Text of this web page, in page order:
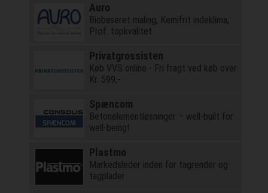
Auro
Biobaseret maling, Kemifrit indeklima,
Prof. topkvalitet.
Privatgrossisten
Køb VVS online - Fri fragt ved køb over
Kr. 599,-
Spæncom
Betonelementløsninger – well-built for
well-being!
Plastmo
Markedsleder inden for tagrender og
tagplader